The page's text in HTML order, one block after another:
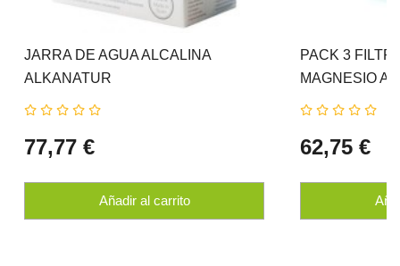
JARRA DE AGUA ALCALINA
ALKANATUR
77,77 €
Añadir al carrito
PACK 3
MAGNESIO
62,75 €